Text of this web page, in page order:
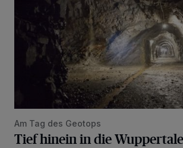
Am Tag des Geotops
Tief hinein in die